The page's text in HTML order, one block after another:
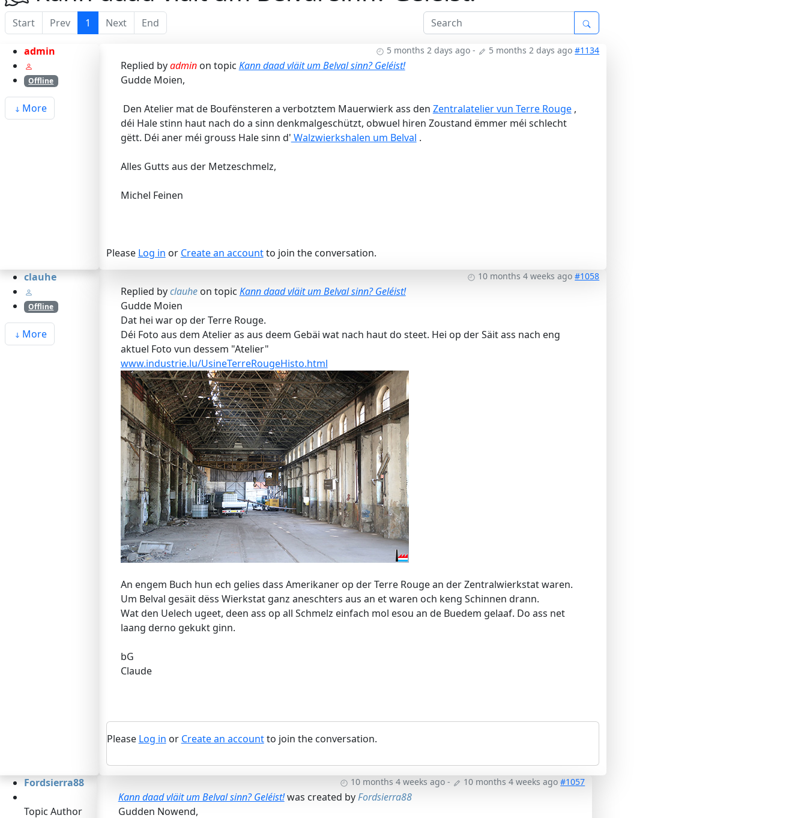
Start Prev 1 Next End
admin
Offline
More
5 months 2 days ago - 5 months 2 days ago #1134
Replied byadminon topic Kann daad vläit um Belval sinn? Geléist!
Gudde Moien,
‎Den Atelier mat de Boufënsteren a verbotztem Mauerwierk ass den Zentralatelier vun Terre Rouge,
déi Hale stinn haut nach do a sinn denkmalgeschützt, obwuel hiren Zoustand ëmmer méi schlecht
gëtt. Déi aner méi grouss Hale sinn d' Walzwierkshalen um Belval .
Alles Gutts aus der Metzeschmelz,
Michel Feinen
Please Log in or Create an accountto join the conversation.
clauhe
Offline
More
10 months 4 weeks ago #1058
Replied byclauheon topic Kann daad vläit um Belval sinn? Geléist!
Gudde Moien
Dat hei war op der Terre Rouge.
Déi Foto aus dem Atelier as aus deem Gebäi wat nach haut do steet. Hei op der Säit ass nach eng
aktuel Foto vun dessem "Atelier"
www.industrie.lu/UsineTerreRougeHisto.html
An engem Buch hun ech gelies dass Amerikaner op der Terre Rouge an der Zentralwierkstat waren.
Um Belval gesäit dëss Wierkstat ganz aneschters aus an et waren och keng Schinnen drann.
Wat den Uelech ugeet, deen ass op all Schmelz einfach mol esou an de Buedem gelaaf. Do ass net
laang derno gekukt ginn.
bG
Claude
Please Log in or Create an accountto join the conversation.
Fordsierra88
Topic Author
10 months 4 weeks ago - 10 months 4 weeks ago #1057
Kann daad vläit um Belval sinn? Geléist!was created byFordsierra88
Gudden Nowend,